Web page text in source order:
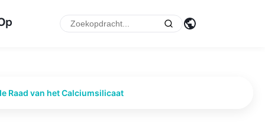
Raad van het Calciumsilicaat